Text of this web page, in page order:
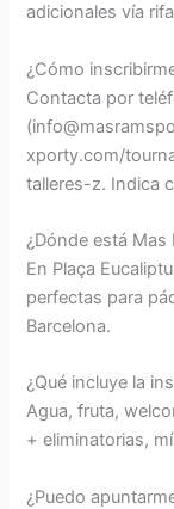
adicionales vía
¿Cómo
Contacta por
xporty.com/
talleres-z. Indica
¿Dónde está
En Plaça
perfectas para
Barcelona.
¿Qué incluye la
Agua, fruta,
+ eliminatorias,
¿Puedo